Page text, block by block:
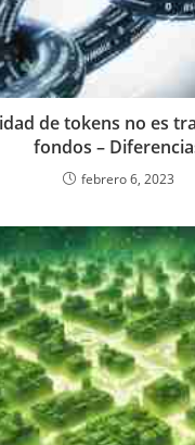
de tokens no es
fondos –
febrero 6, 2023